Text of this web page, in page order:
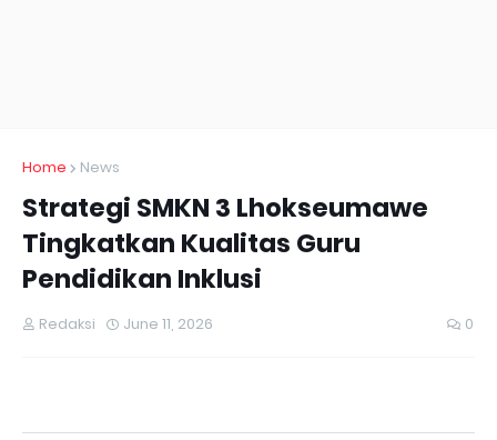
Home News
Strategi SMKN 3 Lhokseumawe
Tingkatkan Kualitas Guru
Pendidikan Inklusi
Redaksi June 11, 2026 0